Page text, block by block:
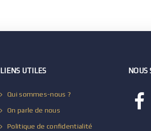
LIENS UTILES
Qui sommes-nous ?
On parle de nous
Politique de confidentialité
NOUS